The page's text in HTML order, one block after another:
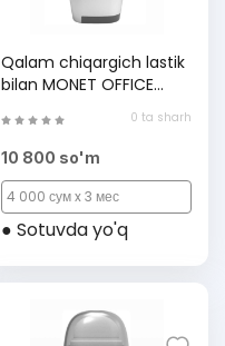
Qalam chiqargich lastik
bilan MONET OFFICE
2ES001, Grey, (1 dona)
0 ta sharh
10 800 so'm
4 000 сум x 3 мес
● Sotuvda yo'q